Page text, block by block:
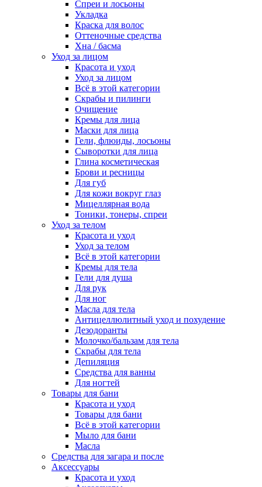
Спреи и лосьоны
Укладка
Краска для волос
Оттеночные средства
Хна / басма
Уход за лицом
Красота и уход
Уход за лицом
Всё в этой категории
Скрабы и пилинги
Очищение
Кремы для лица
Маски для лица
Гели, флюиды, лосьоны
Сыворотки для лица
Глина косметическая
Брови и ресницы
Для губ
Для кожи вокруг глаз
Мицеллярная вода
Тоники, тонеры, спреи
Уход за телом
Красота и уход
Уход за телом
Всё в этой категории
Кремы для тела
Гели для душа
Для рук
Для ног
Масла для тела
Антицеллюлитный уход и похудение
Дезодоранты
Молочко/бальзам для тела
Скрабы для тела
Депиляция
Средства для ванны
Для ногтей
Товары для бани
Красота и уход
Товары для бани
Всё в этой категории
Мыло для бани
Масла
Средства для загара и после
Аксессуары
Красота и уход